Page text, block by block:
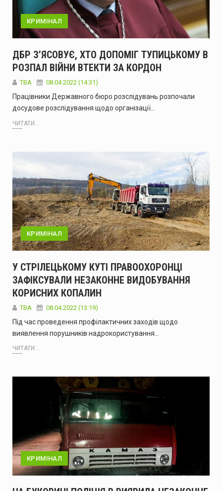
КРИМІНАЛ
ДБР З’ЯСОВУЄ, ХТО ДОПОМІГ ТУПИЦЬКОМУ В
РОЗПАЛ ВІЙНИ ВТЕКТИ ЗА КОРДОН
ТВА 08.04.2022 (14:31)
Працівники Державного бюро розслідувань розпочали
досудове розслідування щодо організації…
ЧИТАТИ...
КРИМІНАЛ
У СТРІЛЕЦЬКОМУ КУТІ ПРАВООХОРОНЦІ
ЗАФІКСУВАЛИ НЕЗАКОННЕ ВИДОБУВАННЯ
КОРИСНИХ КОПАЛИН
ТВА 08.04.2022 (13:19)
Під час проведення профілактичних заходів щодо
виявлення порушників надрокористування…
ЧИТАТИ...
КРИМІНАЛ